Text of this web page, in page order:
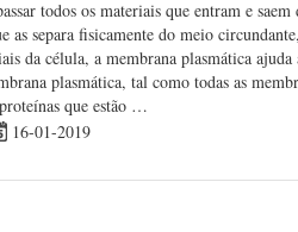
todos os materiais que entram e
as separa fisicamente do meio
da célula, a membrana plasmática
plasmática, tal como todas as
que estão …
16-01-2019